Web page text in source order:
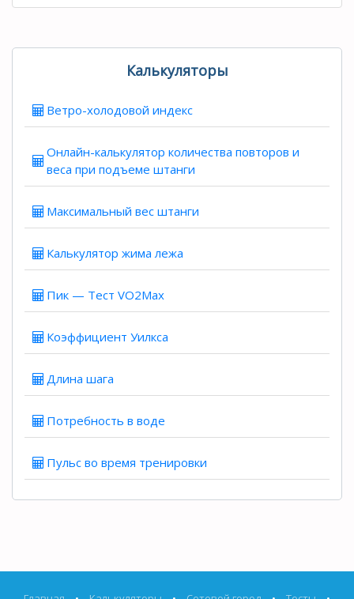
Калькуляторы
Ветро-холодовой индекс
Онлайн-калькулятор количества повторов и
веса при подъеме штанги
Максимальный вес штанги
Калькулятор жима лежа
Пик — Тест VO2Max
Коэффициент Уилкса
Длина шага
Потребность в воде
Пульс во время тренировки